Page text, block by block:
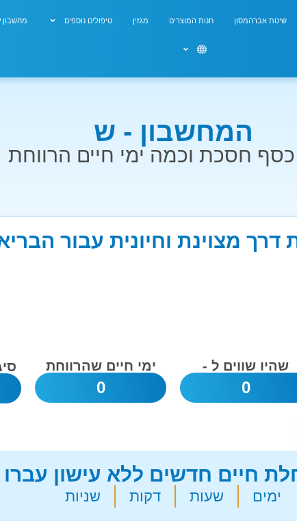
שיטת אברהמסון חנות המוצרים מגזין טיפולים נוספים מחשבון
המחשבון - ש
חסכת וכמה ימי חיים הרווחת
מצוינת וחיונית עבור
שהיו שווים ל -
0
ימי חיים שהרווחת
0
חיים חדשים ללא עישון
ימים שעות דקות שניות